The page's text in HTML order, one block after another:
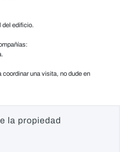
del edificio.
coordinar una visita, no dude en
la propiedad